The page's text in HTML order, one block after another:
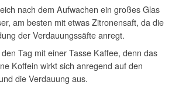
nach dem Aufwachen ein großes Glas
am besten mit etwas Zitronensaft, da die
der Verdauungssäfte anregt.
Tag mit einer Tasse Kaffee, denn das
Koffein wirkt sich anregend auf den
die Verdauung aus.